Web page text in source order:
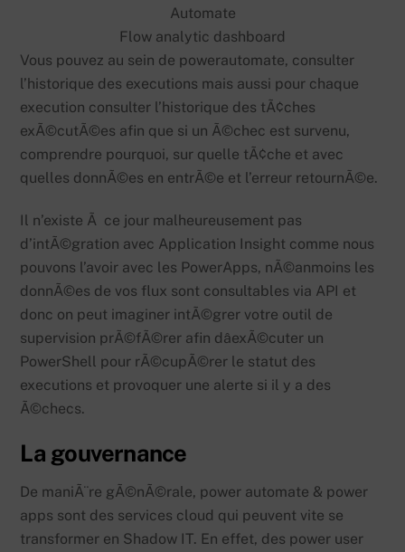
Flow analytic dashboard
Vous pouvez au sein de powerautomate, consulter
l’historique des executions mais aussi pour chaque
execution consulter l’historique des tÃ¢ches
exÃ©cutÃ©es afin que si un Ã©chec est survenu,
comprendre pourquoi, sur quelle tÃ¢che et avec
quelles donnÃ©es en entrÃ©e et l’erreur retournÃ©e.
Il n’existe Ã ce jour malheureusement pas
d’intÃ©gration avec Application Insight comme nous
pouvons l’avoir avec les PowerApps, nÃ©anmoins les
donnÃ©es de vos flux sont consultables via API et
donc on peut imaginer intÃ©grer votre outil de
supervision prÃ©fÃ©rer afin dâexÃ©cuter un
PowerShell pour rÃ©cupÃ©rer le statut des
executions et provoquer une alerte si il y a des
Ã©checs.
La gouvernance
De maniÃ¨re gÃ©nÃ©rale, power automate & power
apps sont des services cloud qui peuvent vite se
transformer en Shadow IT. En effet, des power user